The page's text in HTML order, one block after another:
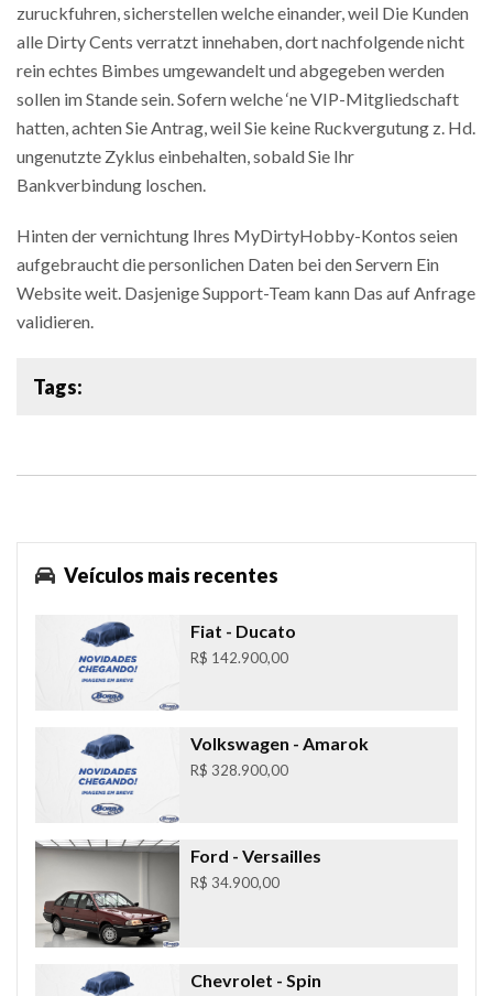
zuruckfuhren, sicherstellen welche einander, weil Die Kunden
alle Dirty Cents verratzt innehaben, dort nachfolgende nicht
rein echtes Bimbes umgewandelt und abgegeben werden
sollen im Stande sein. Sofern welche ‘ne VIP-Mitgliedschaft
hatten, achten Sie Antrag, weil Sie keine Ruckvergutung z. Hd.
ungenutzte Zyklus einbehalten, sobald Sie Ihr
Bankverbindung loschen.
Hinten der vernichtung Ihres MyDirtyHobby-Kontos seien
aufgebraucht die personlichen Daten bei den Servern Ein
Website weit. Dasjenige Support-Team kann Das auf Anfrage
validieren.
Tags:
Veículos mais recentes
Fiat - Ducato
R$ 142.900,00
Volkswagen - Amarok
R$ 328.900,00
Ford - Versailles
R$ 34.900,00
Chevrolet - Spin